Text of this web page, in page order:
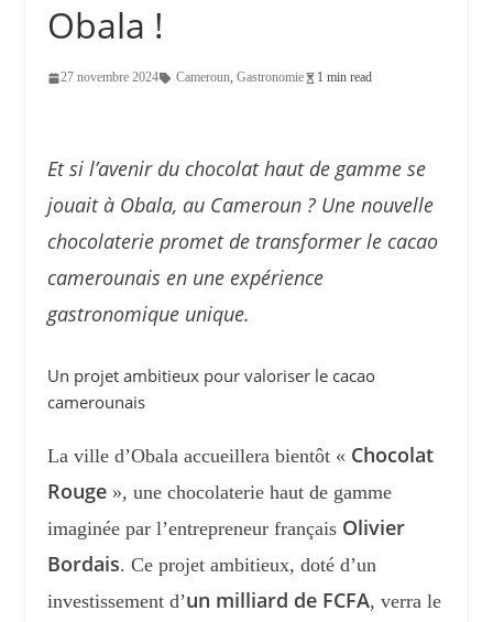
Obala !
27 novembre 2024 Cameroun, Gastronomie 1 min read
Et si l’avenir du chocolat haut de gamme se
jouait à Obala, au Cameroun ? Une nouvelle
chocolaterie promet de transformer le cacao
camerounais en une expérience
gastronomique unique.
Un projet ambitieux pour valoriser le cacao
camerounais
La ville d’Obala accueillera bientôt « Chocolat
Rouge», une chocolaterie haut de gamme
imaginée par l’entrepreneur français Olivier
Bordais. Ce projet ambitieux, doté d’un
investissement d’un milliard de FCFA, verra le